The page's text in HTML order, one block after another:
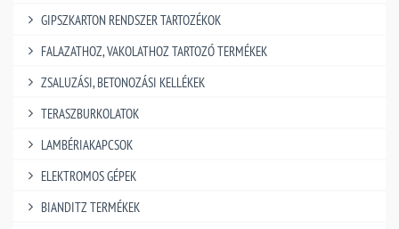
GIPSZKARTON RENDSZER TARTOZÉKOK
FALAZATHOZ, VAKOLATHOZ TARTOZÓ TERMÉKEK
ZSALUZÁSI, BETONOZÁSI KELLÉKEK
TERASZBURKOLATOK
LAMBÉRIAKAPCSOK
ELEKTROMOS GÉPEK
BIANDITZ TERMÉKEK